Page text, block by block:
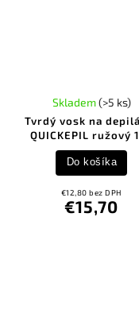
Tvrdý vosk na
QUICKEPIL ružový
Skladem(>5 ks)
€12,80 bez DPH
€15,70
Do košíka